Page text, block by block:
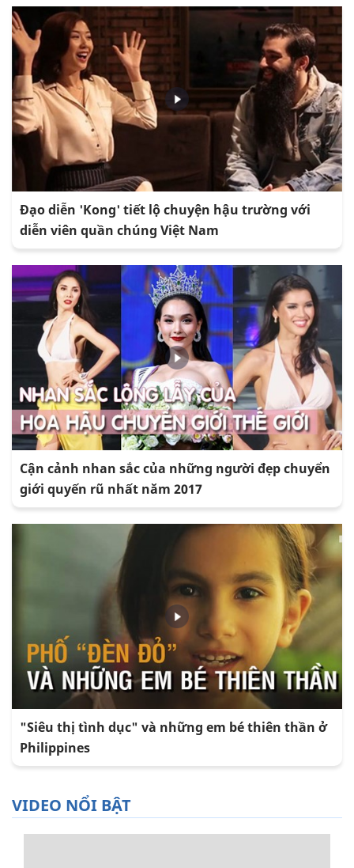
Đạo diễn 'Kong' tiết lộ chuyện hậu trường với
diễn viên quần chúng Việt Nam
Cận cảnh nhan sắc của những người đẹp chuyển
giới quyến rũ nhất năm 2017
"Siêu thị tình dục" và những em bé thiên thần ở
Philippines
VIDEO NỔI BẬT